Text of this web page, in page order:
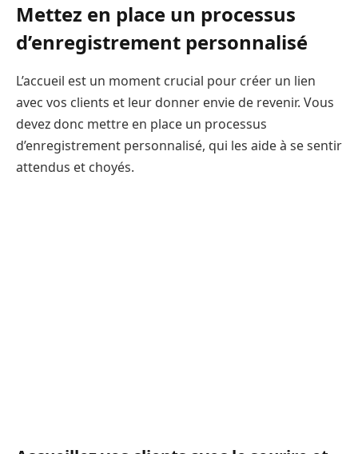
Mettez en place un processus
d’enregistrement personnalisé
L’accueil est un moment crucial pour créer un lien
avec vos clients et leur donner envie de revenir. Vous
devez donc mettre en place un processus
d’enregistrement personnalisé, qui les aide à se sentir
attendus et choyés.